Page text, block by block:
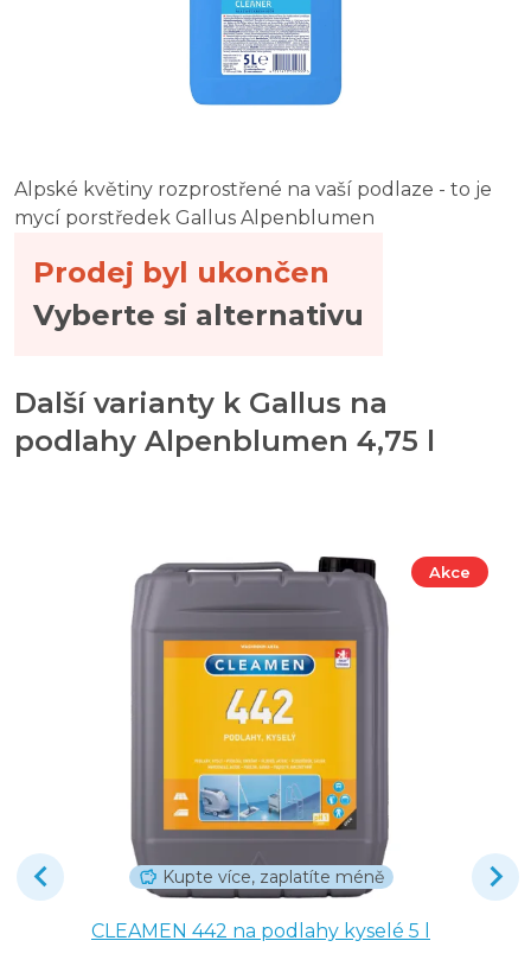
Alpské květiny rozprostřené na vaší podlaze - to je
mycí porstředek Gallus Alpenblumen
Prodej byl ukončen
Vyberte si alternativu
Další varianty k Gallus na
podlahy Alpenblumen 4,75 l
Akce
Kupte více, zaplatíte méně
CLEAMEN 442 na podlahy kyselé 5 l